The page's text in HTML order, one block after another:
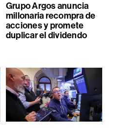
Grupo Argos anuncia
millonaria recompra de
acciones y promete
duplicar el dividendo